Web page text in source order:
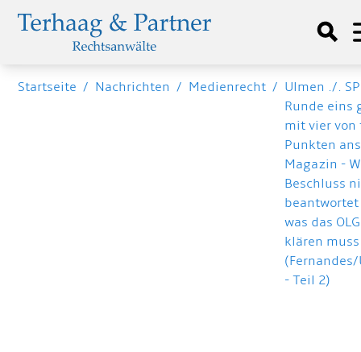
Startseite / Nachrichten / Medienrecht / Ulmen ./.
Runde eins
mit vier von
Punkten ans
Magazin -
Beschluss
was das OLG
klären muss
- Teil 2)